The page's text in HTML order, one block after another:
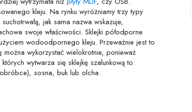
kleju. Na rynku wyróżniamy trzy typy
jak sama nazwa wskazuje,
swoje właściwości. Sklejki półodporne
wodoodpornego kleju. Przeważnie jest to
można wykorzystać wielokrotnie, ponieważ
wytwarza się sklejkę szalunkową to:
sosna, buk lub olcha.